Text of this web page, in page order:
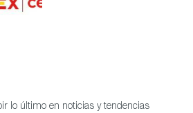
lo último en noticias y tendencias